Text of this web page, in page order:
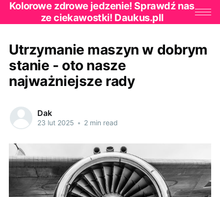
Kolorowe zdrowe jedzenie! Sprawdź nas
ze ciekawostki! Daukus.pll
Utrzymanie maszyn w dobrym
stanie - oto nasze
najważniejsze rady
Dak
23 lut 2025 • 2 min read